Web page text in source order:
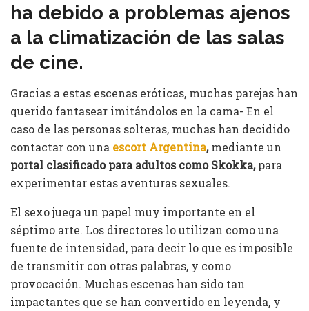
ha debido a problemas ajenos
a la climatización de las salas
de cine.
Gracias a estas escenas eróticas, muchas parejas han
querido fantasear imitándolos en la cama- En el
caso de las personas solteras, muchas han decidido
contactar con una escort Argentina,mediante un
portal clasificado para adultos como Skokka,para
experimentar estas aventuras sexuales.
El sexo juega un papel muy importante en el
séptimo arte. Los directores lo utilizan como una
fuente de intensidad, para decir lo que es imposible
de transmitir con otras palabras, y como
provocación. Muchas escenas han sido tan
impactantes que se han convertido en leyenda, y